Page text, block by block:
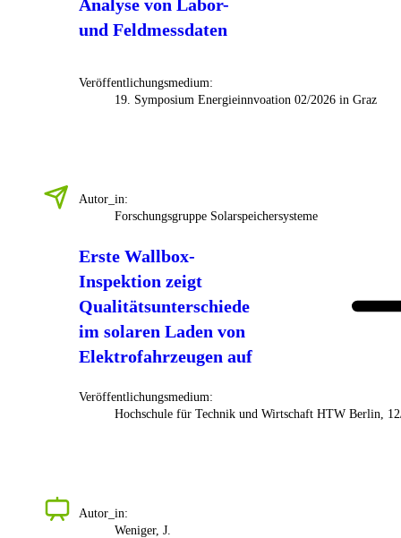
Analyse von Labor-
und Feldmessdaten
Veröffentlichungsmedium:
19. Symposium Energieinnvoation 02/2026 in Graz
Autor_in:
Forschungsgruppe Solarspeichersysteme
Erste Wallbox-
Inspektion zeigt
Qualitätsunterschiede
im solaren Laden von
Elektrofahrzeugen auf
Veröffentlichungsmedium:
Hochschule für Technik und Wirtschaft HTW Berlin,
Autor_in:
Weniger, J.